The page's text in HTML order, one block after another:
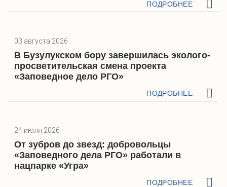
ПОДРОБНЕЕ
03 августа 2026
В Бузулукском бору завершилась эколого-
просветительская смена проекта
«Заповедное дело РГО»
ПОДРОБНЕЕ
24 июля 2026
От зубров до звезд: добровольцы
«Заповедного дела РГО» работали в
нацпарке «Угра»
ПОДРОБНЕЕ